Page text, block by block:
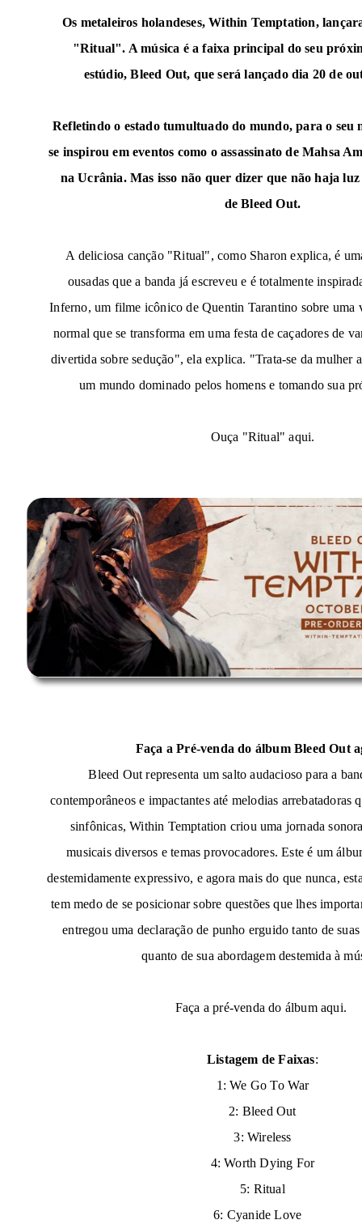
Os metaleiros holandeses, Within Temptation,
"Ritual". A música é a faixa principal do seu
estúdio,Bleed Out, que será lançado dia 20 de
Refletindo o estado tumultuado do mundo, para o seu
se inspirou em eventos como o assassinato de Mahsa
na Ucrânia. Mas isso não quer dizer que não haja
deBleed Out.
A deliciosa canção "Ritual", como Sharon explica, é
ousadas que a banda já escreveu e é totalmente
Inferno, um filme icônico de Quentin Tarantino sobre uma
normal que se transforma em uma festa de caçadores de
divertida sobre sedução", ela explica. "Trata-se da mulher
um mundo dominado pelos homens e tomando sua
Ouça "Ritual" aqui.
Faça a Pré-venda do álbum Bleed Out
Bleed Out representa um salto audacioso para a
contemporâneos e impactantes até melodias arrebatadoras
sinfônicas, Within Temptation criou uma jornada
musicais diversos e temas provocadores. Este é um
destemidamente expressivo, e agora mais do que nunca,
tem medo de se posicionar sobre questões que lhes
entregou uma declaração de punho erguido tanto de
quanto de sua abordagem destemida à
Faça a pré-venda do álbum aqui.
Listagem de Faixas:
1: We Go To War
2: Bleed Out
3: Wireless
4: Worth Dying For
5: Ritual
6: Cyanide Love